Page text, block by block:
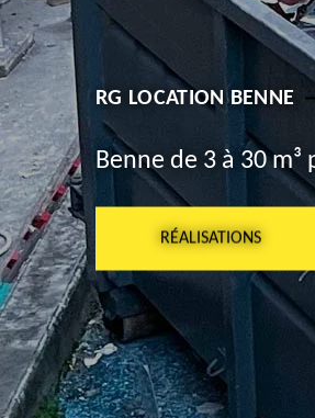
RG LOCATION BENNE
Benne de 3 à 30
RÉALISATIONS